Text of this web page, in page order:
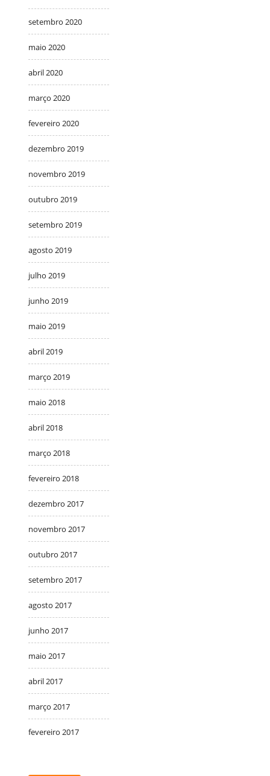
setembro 2020
maio 2020
abril 2020
março 2020
fevereiro 2020
dezembro 2019
novembro 2019
outubro 2019
setembro 2019
agosto 2019
julho 2019
junho 2019
maio 2019
abril 2019
março 2019
maio 2018
abril 2018
março 2018
fevereiro 2018
dezembro 2017
novembro 2017
outubro 2017
setembro 2017
agosto 2017
junho 2017
maio 2017
abril 2017
março 2017
fevereiro 2017